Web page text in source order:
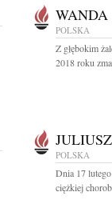
WANDA
POLSKA
Z głębokim
2018 roku
POLSKA
Dnia 17
ciężkiej